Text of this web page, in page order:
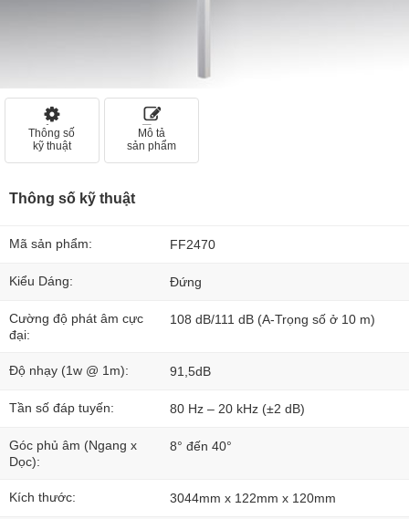
Thông số
kỹ thuật
Mô tả
sản phẩm
Thông số kỹ thuật
Mã sản phẩm: FF2470
Kiểu Dáng: Đứng
Cường độ phát âm cực
đại:
108 dB/111 dB (A-Trọng số ở 10 m)
Độ nhạy (1w @ 1m): 91,5dB
Tần số đáp tuyến: 80 Hz – 20 kHz (±2 dB)
Góc phủ âm (Ngang x
Dọc):
8° đến 40°
Kích thước: 3044mm x 122mm x 120mm